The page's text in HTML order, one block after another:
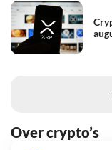
Over crypto’s